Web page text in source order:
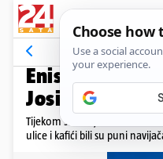
NOGOMETNA EUFORIJA
Enis Bešlagić
Josipa
Tijekom sinoćnje utakmice
ulice i kafići bili su puni